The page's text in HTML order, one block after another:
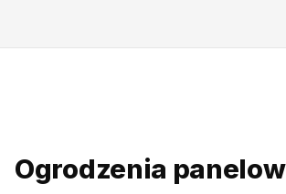
Ogrodzenia